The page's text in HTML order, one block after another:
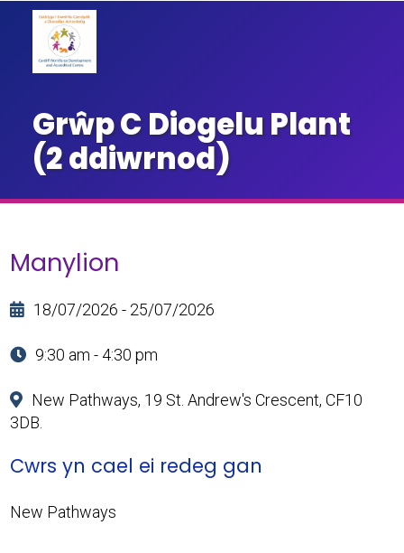
Grŵp C Diogelu Plant
(2 ddiwrnod)
Manylion
18/07/2026 - 25/07/2026
9:30 am - 4:30 pm
New Pathways, 19 St. Andrew's Crescent, CF10
3DB.
Cwrs yn cael ei redeg gan
New Pathways